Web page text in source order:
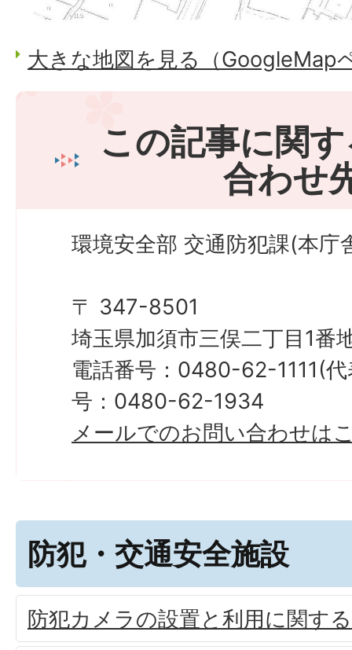
大きな地図を見る（GoogleMap
この記事に関
合わせ
環境安全部 交通防犯課(本庁
〒 347-8501
埼玉県加須市三俣二丁目1番
電話番号：0480-62-1111(
号：0480-62-1934
メールでのお問い合わせは
防犯・交通安全施設
防犯カメラの設置と利用に関す